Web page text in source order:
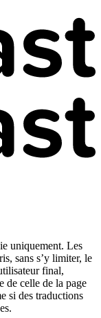
uniquement. Les
sans s’y limiter, le
final,
de celle de la page
si des traductions